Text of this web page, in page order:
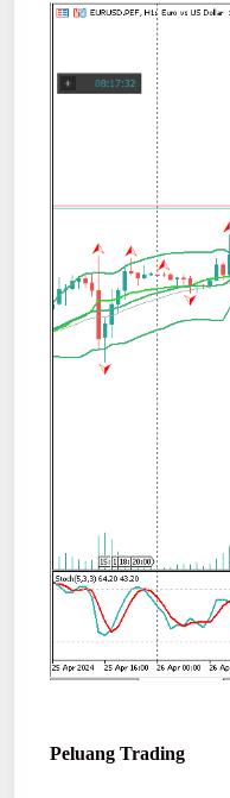
Peluang Trading